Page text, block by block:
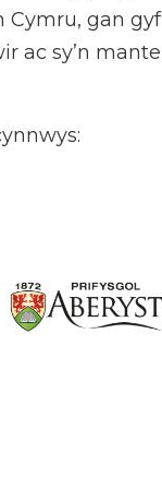
Cymru, gan
ac sy’n